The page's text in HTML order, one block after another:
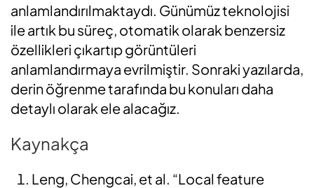
anlamlandırılmaktaydı. Günümüz teknolojisi
ile artık bu süreç, otomatik olarak benzersiz
özellikleri çıkartıp görüntüleri
anlamlandırmaya evrilmiştir. Sonraki yazılarda,
derin öğrenme tarafında bu konuları daha
detaylı olarak ele alacağız.
Kaynakça
Leng, Chengcai, et al. “Local feature